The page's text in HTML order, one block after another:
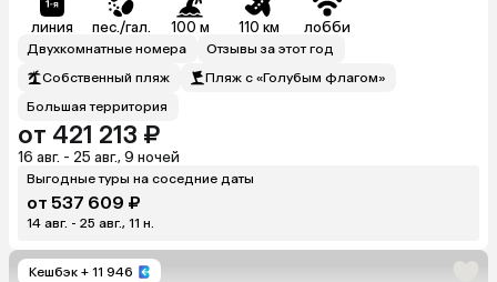
линия пес./гал. 100 м 110 км лобби
Двухкомнатные номера
Отзывы за этот год
Собственный пляж
Пляж с «Голубым флагом»
Большая территория
от 421 213 ₽
16 авг. - 25 авг., 9 ночей
Выгодные туры на соседние даты
от 537 609 ₽
14 авг. - 25 авг., 11 н.
Кешбэк + 11 946